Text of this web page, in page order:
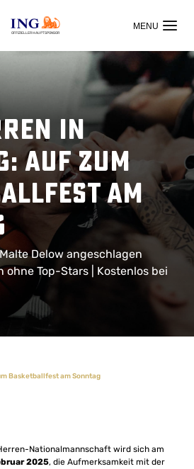
OFFIZIELLER HAUPTSPONSOR
in
Auf zum
am
Delow angeschlagen
ohne Top-Stars | Kostenlos bei
Basketballfest am Sonntag
Nationalmannschaft wird sich am
2025, die Aufmerksamkeit mit der